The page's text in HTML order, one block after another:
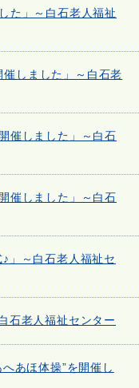
た」～白石老人福祉
しました」～白石老
催しました」～白石
催しました」～白石
」～白石老人福祉セ
石老人福祉センター
あほ体操”を開催し